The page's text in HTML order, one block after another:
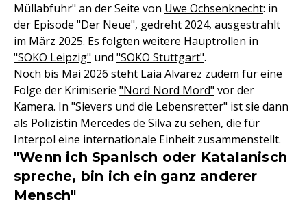
Müllabfuhr" an der Seite von Uwe Ochsenknecht: in
der Episode "Der Neue", gedreht 2024, ausgestrahlt
im März 2025. Es folgten weitere Hauptrollen in
"SOKO Leipzig" und "SOKO Stuttgart".
Noch bis Mai 2026 steht Laia Alvarez zudem für eine
Folge der Krimiserie "Nord Nord Mord" vor der
Kamera. In "Sievers und die Lebensretter" ist sie dann
als Polizistin Mercedes de Silva zu sehen, die für
Interpol eine internationale Einheit zusammenstellt.
"Wenn ich Spanisch oder Katalanisch
spreche, bin ich ein ganz anderer
Mensch"